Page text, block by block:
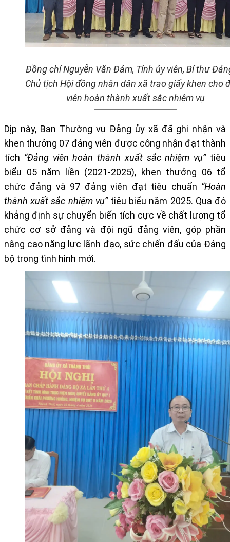
Đồng chí Nguyễn Văn Đảm, Tỉnh ủy viên, Bí thư
Chủ tịch Hội đồng nhân dân xã trao giấy khen cho
viên hoàn thành xuất sắc nhiệm vụ
Dịp này, Ban Thường vụ Đảng ủy xã đã ghi nhận và
khen thưởng 07 đảng viên được công nhận đạt thành
tích “Đảng viên hoàn thành xuất sắc nhiệm vụ”tiêu
biểu 05 năm liền (2021-2025), khen thưởng 06 tổ
chức đảng và 97 đảng viên đạt tiêu chuẩn “Hoàn
thành xuất sắc nhiệm vụ”tiêu biểu năm 2025. Qua đó
khẳng định sự chuyển biến tích cực về chất lượng tổ
chức cơ sở đảng và đội ngũ đảng viên, góp phần
nâng cao năng lực lãnh đạo, sức chiến đấu của Đảng
bộ trong tình hình mới.